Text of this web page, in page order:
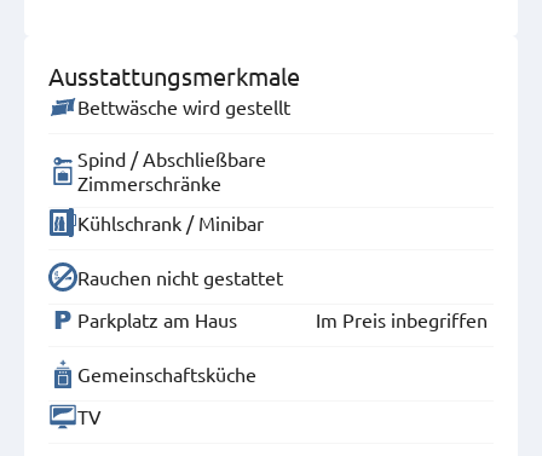
Ausstattungsmerkmale
Bettwäsche wird gestellt
Spind / Abschließbare
Zimmerschränke
Kühlschrank / Minibar
Rauchen nicht gestattet
Parkplatz am Haus
Im Preis inbegriffen
Gemeinschaftsküche
TV